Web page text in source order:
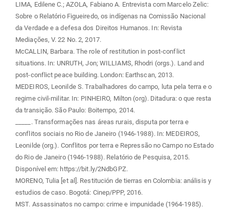
LIMA, Edilene C.; AZOLA, Fabiano A. Entrevista com Marcelo Zelic:
Sobre o Relatório Figueiredo, os indígenas na Comissão Nacional
da Verdade e a defesa dos Direitos Humanos. In: Revista
Mediações, V. 22 No. 2, 2017.
McCALLIN, Barbara. The role of restitution in post-conflict
situations. In: UNRUTH, Jon; WILLIAMS, Rhodri (orgs.). Land and
post-conflict peace building. London: Earthscan, 2013.
MEDEIROS, Leonilde S. Trabalhadores do campo, luta pela terra e o
regime civil-militar. In: PINHEIRO, Milton (org). Ditadura: o que resta
da transição. São Paulo: Boitempo, 2014.
_____. Transformações nas áreas rurais, disputa por terra e
conflitos sociais no Rio de Janeiro (1946-1988). In: MEDEIROS,
Leonilde (org.). Conflitos por terra e Repressão no Campo no Estado
do Rio de Janeiro (1946-1988). Relatório de Pesquisa, 2015.
Disponível em: https://bit.ly/2NdbGPZ.
MORENO, Tulia [et al]. Restitución de tierras en Colombia: análisis y
estudios de caso. Bogotá: Cinep/PPP, 2016.
MST. Assassinatos no campo: crime e impunidade (1964-1985).